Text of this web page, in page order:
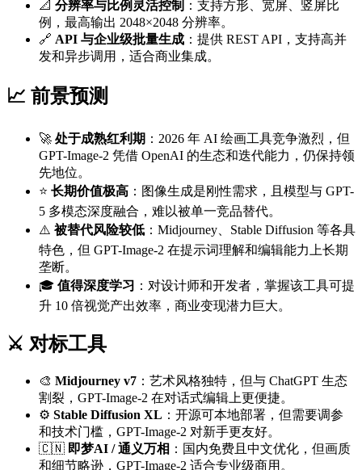
📐 分辨率与比例灵活控制 ：支持方形、宽屏、竖屏比
例，最高输出 2048×2048 分辨率。
🔗 API 与企业级批量生成 ：提供 REST API，支持高并
发和异步调用，适合商业集成。
📈 前景预测
🚀 处于成熟红利期 ：2026 年 AI 绘画工具竞争激烈，但
GPT-Image-2 凭借 OpenAI 的生态和迭代能力，仍保持领
先地位。
⭐ 长期价值极高 ：图像生成是刚性需求，且模型与 GPT-
5 多模态深度融合，难以被单一竞品替代。
⚠️ 被替代风险较低 ：Midjourney、Stable Diffusion 等各具
特色，但 GPT-Image-2 在提示词理解和编辑能力上长期
垄断。
🎓 值得深度学习 ：对设计师和开发者，掌握该工具可提
升 10 倍视觉产出效率，商业变现潜力巨大。
⚔️ 对标工具
🎨 Midjourney v7 ：艺术风格独特，但与 ChatGPT 生态
割裂，GPT-Image-2 在对话式编辑上更便捷。
⚙️ Stable Diffusion XL ：开源可本地部署，但需要调参
和技术门槛，GPT-Image-2 对新手更友好。
🇨🇳 即梦AI / 通义万相 ：国内免费且中文优化，但画质
和细节略逊，GPT-Image-2 适合专业级商用。